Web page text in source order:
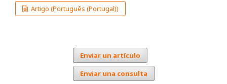
Artigo (Português (Portugal))
Enviar un artículo
Enviar una consulta